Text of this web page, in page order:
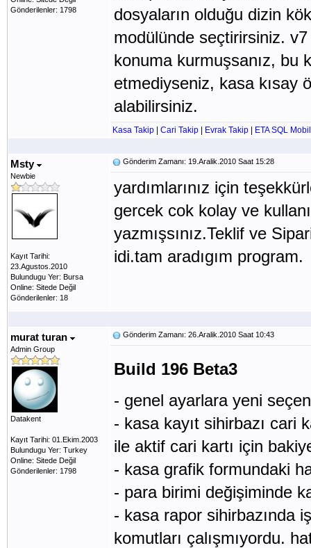
Gönderilenler: 1798
dosyaların olduğu dizin
modülünde seçtirirsiniz. v7
konuma kurmuşsanız, bu
etmediyseniz, kasa kısay
alabilirsiniz.
Kasa Takip Cari Takip Evrak Takip ETA SQL Mobil
Msty
Newbie
Kayıt Tarihi:
23.Agustos.2010
Bulundugu Yer: Bursa
Online: Sitede Değil
Gönderilenler: 18
Gönderim Zamanı: 19.Aralik.2010 Saat 15:28
yardımlarınız için
gercek cok kolay ve
yazmışsınız.Teklif ve
idi.tam aradıgım program.
murat turan
Admin Group
Datakent
Kayıt Tarihi: 01.Ekim.2003
Bulundugu Yer: Turkey
Online: Sitede Değil
Gönderilenler: 1798
Gönderim Zamanı: 26.Aralik.2010 Saat 10:43
Build 196 Beta3
- genel ayarlara yeni
- kasa kayıt sihirbazı cari
ile aktif cari kartı için
- kasa grafik formundaki
- para birimi değişiminde
- kasa rapor sihirbazında
komutları çalışmıyordu.